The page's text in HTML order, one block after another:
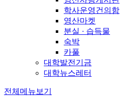
학사운영건의함
영산마켓
분실 · 습득물
숙박
카풀
대학발전기금
대학뉴스레터
전체메뉴보기